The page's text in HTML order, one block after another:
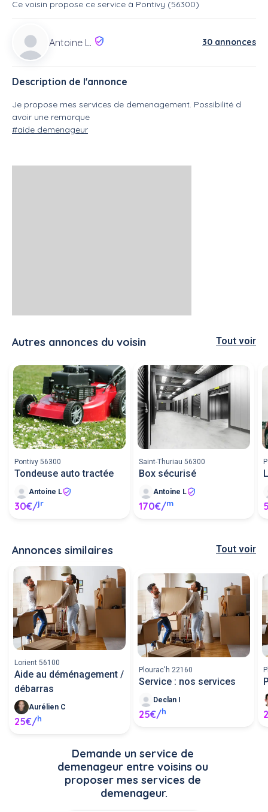
Ce voisin propose ce service à Pontivy (56300)
Antoine L. 30 annonces
Description de l'annonce
Je propose mes services de demenagement. Possibilité d
avoir une remorque
#aide demenageur
Autres annonces du voisin Tout voir
Pontivy 56300
Tondeuse auto tractée
Antoine L
30€/jr
Saint-Thuriau 56300
Box sécurisé
Antoine L
170€/m
Annonces similaires Tout voir
Lorient 56100
Aide au déménagement /
débarras
Aurélien C
25€/h
Plourac'h 22160
Service : nos services
Declan I
25€/h
Demande un service de
demenageur entre voisins ou
proposer mes services de
demenageur.